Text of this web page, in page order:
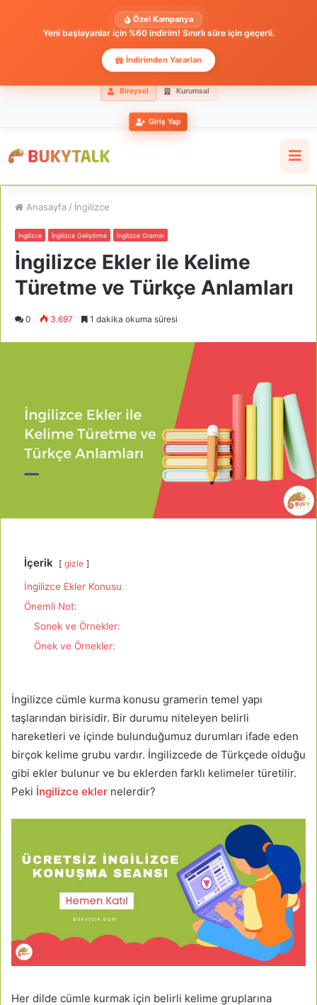
Özel Kampanya
Yeni başlayanlar için %60 indirim! Sınırlı süre için geçerli.
İndirimden Yararlan
Bireysel Kurumsal
Giriş Yap
Anasayfa / İngilizce
İngilizce İngilizce Geliştirme İngilizce Gramer
İngilizce Ekler ile Kelime
Türetme ve Türkçe Anlamları
0 3.697 1 dakika okuma süresi
İçerik gizle
İngilizce Ekler Konusu
Önemli Not:
Sonek ve Örnekler:
Önek ve Örnekler:
İngilizce cümle kurma konusu gramerin temel yapı
taşlarından birisidir. Bir durumu niteleyen belirli
hareketleri ve içinde bulunduğumuz durumları ifade eden
birçok kelime grubu vardır. İngilizcede de Türkçede olduğu
gibi ekler bulunur ve bu eklerden farklı kelimeler türetilir.
Peki İngilizce ekler nelerdir?
Her dilde cümle kurmak için belirli kelime gruplarına